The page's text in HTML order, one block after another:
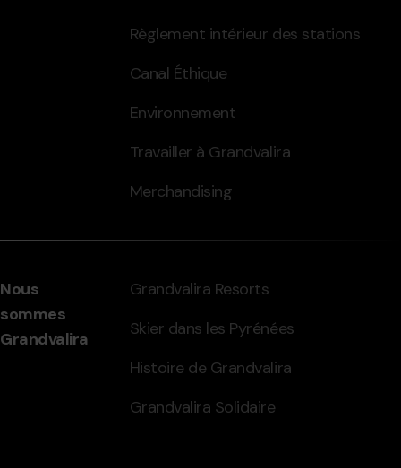
Règlement intérieur des stations
Canal Éthique
Environnement
Travailler à Grandvalira
Merchandising
Nous
sommes
Grandvalira
Grandvalira Resorts
Skier dans les Pyrénées
Histoire de Grandvalira
Grandvalira Solidaire